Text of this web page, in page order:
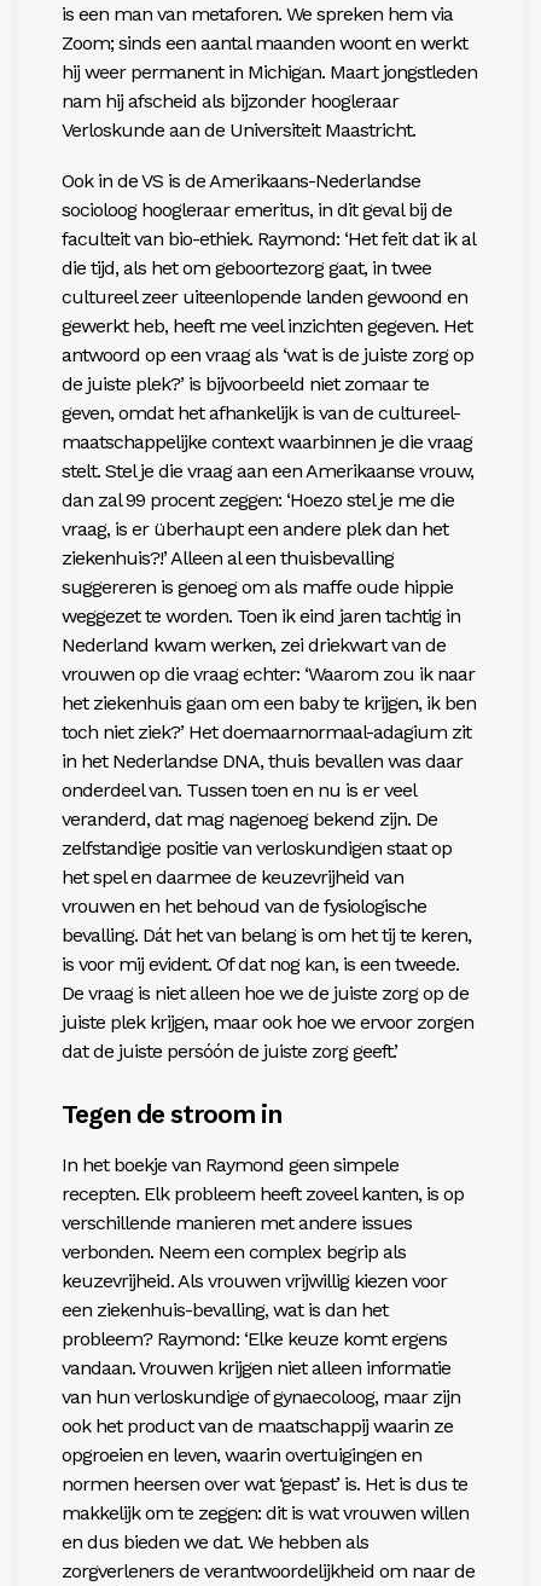
is een man van metaforen. We spreken hem via
Zoom; sinds een aantal maanden woont en werkt
hij weer permanent in Michigan. Maart jongstleden
nam hij afscheid als bijzonder hoogleraar
Verloskunde aan de Universiteit Maastricht.
Ook in de VS is de Amerikaans-Nederlandse
socioloog hoogleraar emeritus, in dit geval bij de
faculteit van bio-ethiek. Raymond: ‘Het feit dat ik al
die tijd, als het om geboortezorg gaat, in twee
cultureel zeer uiteenlopende landen gewoond en
gewerkt heb, heeft me veel inzichten gegeven. Het
antwoord op een vraag als ‘wat is de juiste zorg op
de juiste plek?’ is bijvoorbeeld niet zomaar te
geven, omdat het afhankelijk is van de cultureel-
maatschappelijke context waarbinnen je die vraag
stelt. Stel je die vraag aan een Amerikaanse vrouw,
dan zal 99 procent zeggen: ‘Hoezo stel je me die
vraag, is er überhaupt een andere plek dan het
ziekenhuis?!’ Alleen al een thuisbevalling
suggereren is genoeg om als maffe oude hippie
weggezet te worden. Toen ik eind jaren tachtig in
Nederland kwam werken, zei driekwart van de
vrouwen op die vraag echter: ‘Waarom zou ik naar
het ziekenhuis gaan om een baby te krijgen, ik ben
toch niet ziek?’ Het doemaarnormaal-adagium zit
in het Nederlandse DNA, thuis bevallen was daar
onderdeel van. Tussen toen en nu is er veel
veranderd, dat mag nagenoeg bekend zijn. De
zelfstandige positie van verloskundigen staat op
het spel en daarmee de keuzevrijheid van
vrouwen en het behoud van de fysiologische
bevalling. Dát het van belang is om het tij te keren,
is voor mij evident. Of dat nog kan, is een tweede.
De vraag is niet alleen hoe we de juiste zorg op de
juiste plek krijgen, maar ook hoe we ervoor zorgen
dat de juiste persóón de juiste zorg geeft.’
Tegen de stroom in
In het boekje van Raymond geen simpele
recepten. Elk probleem heeft zoveel kanten, is op
verschillende manieren met andere issues
verbonden. Neem een complex begrip als
keuzevrijheid. Als vrouwen vrijwillig kiezen voor
een ziekenhuis-bevalling, wat is dan het
probleem? Raymond: ‘Elke keuze komt ergens
vandaan. Vrouwen krijgen niet alleen informatie
van hun verloskundige of gynaecoloog, maar zijn
ook het product van de maatschappij waarin ze
opgroeien en leven, waarin overtuigingen en
normen heersen over wat ‘gepast’ is. Het is dus te
makkelijk om te zeggen: dit is wat vrouwen willen
en dus bieden we dat. We hebben als
zorgverleners de verantwoordelijkheid om naar de